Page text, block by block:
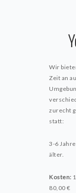
Wir
Zeit an
zurecht
statt:
3-6
älter.
Kosten:
80,00 €